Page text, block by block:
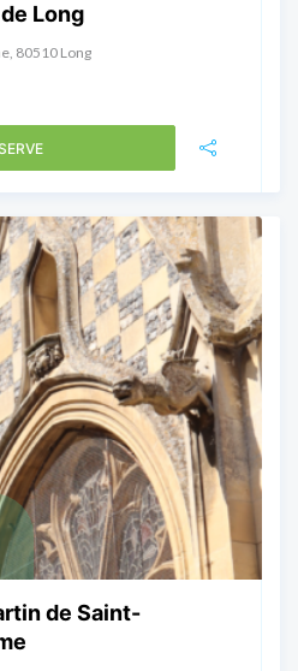
Long
80510 Long
de Saint-